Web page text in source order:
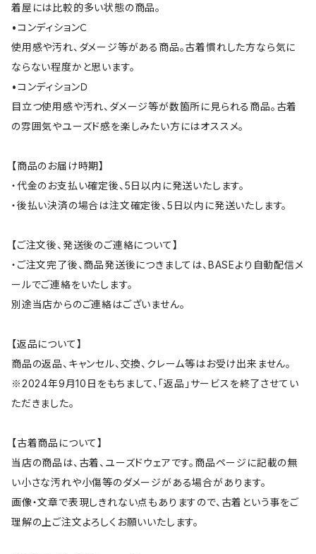
着屋には比較的多い状態の商品。
•コンディションＣ
使用感や汚れ、ダメージ等がある商品。古着慣れした方なら気に
ならない程度かと思います。
•コンディションＤ
目立つ使用感や汚れ、ダメージ等が数箇所に見られる商品。古着
の雰囲気やユーズド感を楽しみたい方にはオススメ。
【商品のお届け時期】
・代金のお支払い確定後、5日以内に発送いたします。
・後払い決済の場合は注文確定後、5日以内に発送いたします。
【ご注文後、発送後のご連絡について】
・ご注文完了後、商品発送後につきましては、BASEより自動配信メ
ールでご連絡をいたします。
別途当店からのご連絡はございません。
【返品について】
商品の返品、キャンセル、交換、クレーム等はお受け出来ません。
※2024年9月10日をもちまして、「返品」サービスを終了させてい
ただきました。
【古着商品について】
当店の商品は、古着、ユーズドウェアです。商品ページに記載の無
い小さな汚れや小傷等のダメージがある場合があります。
画像・文章で表現しきれない点もありますので、古着という事をご
理解の上ご注文よろしくお願いいたします。